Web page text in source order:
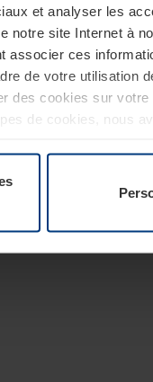
et analyser les
notre site Internet à
associer ces
de votre utilisation
des cookies sur
de cookies, nous